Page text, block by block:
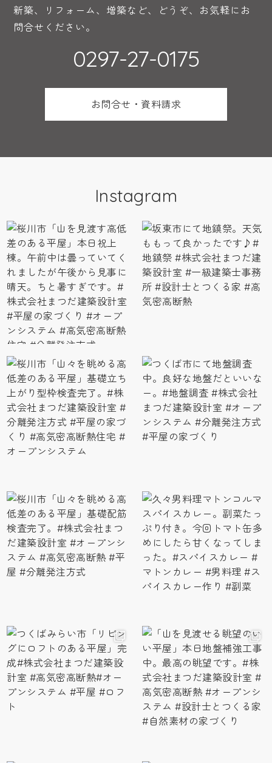
新築、リフォーム、増築など、どうぞ、お気軽にお
問合せください。
0297-27-0175
お問合せ・資料請求
Instagram